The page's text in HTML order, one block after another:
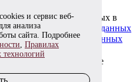
и сервис веб-
анализа
сайта. Подробнее
, Правилах
технологий
персональных данных в
персональных данных
персональных данных
и рекламные
на получение